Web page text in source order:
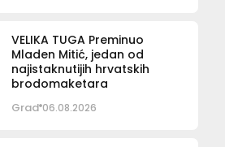
VELIKA TUGA Preminuo
Mladen Mitić, jedan od
najistaknutijih hrvatskih
brodomaketara
Grad 06.08.2026